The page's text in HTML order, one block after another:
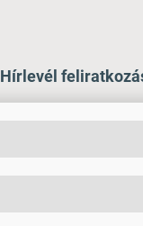
Hírlevél